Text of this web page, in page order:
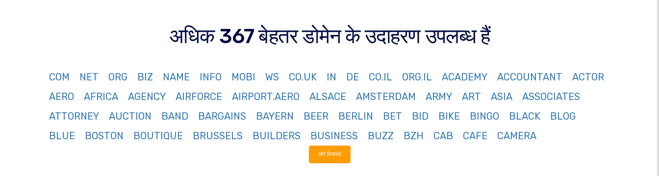
अधिक 367 बेहतर डोमेन के उदाहरण उपलब्ध हैं
COM NET ORG BIZ NAME INFO MOBI WS CO.UK IN DE CO.IL ORG.IL ACADEMY ACCOUNTANT
ACTOR
AERO
AFRICA AGENCY AIRFORCE AIRPORT.AERO ALSACE AMSTERDAM ARMY ART ASIA
ASSOCIATES
ATTORNEY
AUCTION BAND BARGAINS BAYERN BEER BERLIN BET BID BIKE BINGO BLACK
BLOG
BLUE
BOSTON BOUTIQUE BRUSSELS BUILDERS BUSINESS BUZZ BZH CAB CAFE CAMERA
और दिखाओ